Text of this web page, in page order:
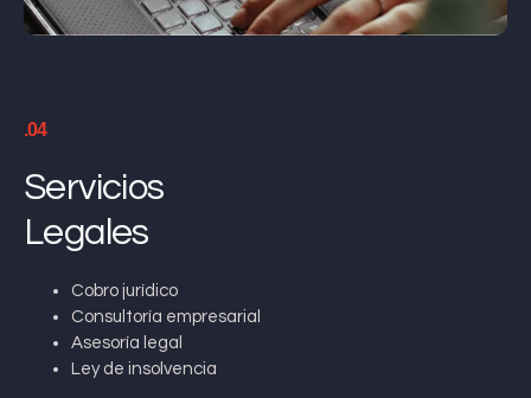
.04
Servicios
Legales
Cobro jurídico
Consultoría empresarial
Asesoría legal
Ley de insolvencia